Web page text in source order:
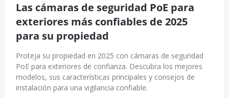
Las cámaras de seguridad PoE para
exteriores más confiables de 2025
para su propiedad
Proteja su propiedad en 2025 con cámaras de seguridad
PoE para exteriores de confianza. Descubra los mejores
modelos, sus características principales y consejos de
instalación para una vigilancia confiable.